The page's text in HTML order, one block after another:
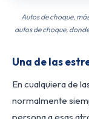
Autos de choque,
autos de choque,
Una de las
En cualquiera de
normalmente